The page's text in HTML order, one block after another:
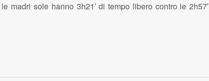
madri sole hanno 3h21′ di tempo libero contro le 2h57′